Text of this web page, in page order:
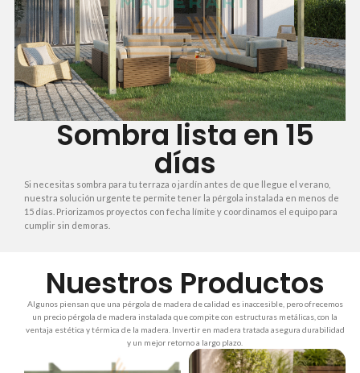
Sombra lista en 15
días
Si necesitas sombra para tu terraza o jardín antes de que llegue el verano,
nuestra solución urgente te permite tener la pérgola instalada en menos de
15 días. Priorizamos proyectos con fecha límite y coordinamos el equipo para
cumplir sin demoras.
Nuestros Productos
Algunos piensan que una pérgola de madera de calidad es inaccesible, pero ofrecemos
un precio pérgola de madera instalada que compite con estructuras metálicas, con la
ventaja estética y térmica de la madera. Invertir en madera tratada asegura durabilidad
y un mejor retorno a largo plazo.